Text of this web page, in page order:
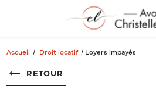
Accueil Droit locatif Loyers impayés
RETOUR
Panneau de gestion des cookies